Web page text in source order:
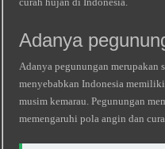
Adanya
Adanya pegunungan merupakan
menyebabkan Indonesia
musim kemarau. Pegunungan
memengaruhi pola angin dan